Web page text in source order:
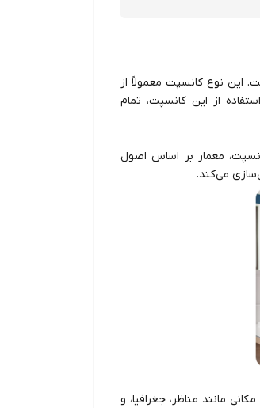
این نوع کانسپت معمولاً از
از این کانسپت، تمام
معمار بر اساس اصول
می‌کند.
مانند مناظر، جغرافیا، و